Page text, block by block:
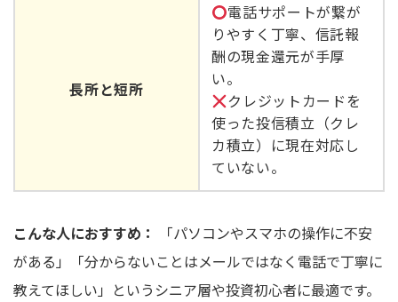
長所と短所
電話サポートが繋が
りやすく丁寧、信託報
酬の現金還元が手厚
い。
クレジットカードを
使った投信積立（クレ
カ積立）に現在対応し
ていない。
こんな人におすすめ：
「パソコンやスマホの操作に不安
がある」「分からないことはメールではなく電話で丁寧に
教えてほしい」というシニア層や投資初心者に最適です。